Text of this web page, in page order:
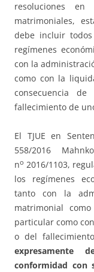
resoluciones en
matrimoniales,
debe incluir
regímenes
con la
como con la
consecuencia
fallecimiento de
El TJUE en
558/2016
no 2016/1103,
los regímenes
tanto con la
matrimonial
particular como
o del
expresamente
conformidad con